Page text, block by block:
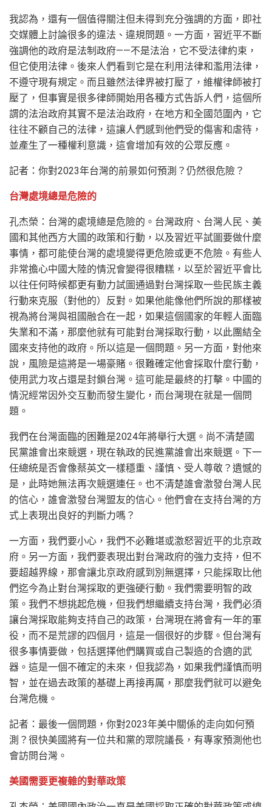
我認為，還有一個值得關注但未得到充分強調的方面，即社
交媒體上討論很多的違法、違規問題。一方面，習近平不斷
強調他的政府是法制政府——不是法治，它不受法律約束，
但它使用法律。後來人們看到它是在利用法律和濫用法律，
不遵守現有規定。而且雖然法律界被打壓了，維權律師被打
壓了，但事實是很多律師開始用各種方式告訴人們，這個所
謂的法治政府其實不是法治政府，在地方和全國范圍內，它
往往不顧自己的法律，這讓人們感到他們受的傷害和虐待，
並產生了一種權利意識，這會增加有效的公眾反應。
記者：你對2023年台灣的前景如何預測？仍然很危險？
台灣處境總是危險的
孔杰榮：台灣的處境總是危險的。台灣政府、台灣人民、美
國和其他西方大國的政策和行動，以及習近平試圖要做什麼
事情，都可能使台灣的處境變得更危險或更不危險。有些人
非常擔心中國大陸的情況會變得很糟糕，以至於習近平會比
以往任何時候都更有動力試圖通過對台灣採取一些民族主義
行動來克服（對他的）反對。如果他能像他們所說的那樣被
視為將台灣與祖國融合在一起，如果這個國家的年輕人面臨
失業和不滿，那麼他就有可能對台灣採取行動，以此團結全
國來支持他的政府。所以這是一個問題。另一方面，對他來
說，風險是這將是一場豪賭。很難確定他會採取什麼行動，
使用武力攻占還是封鎖台灣。這可能是最終的打擊。中國的
情況經常因外交互動而發生變化，而台灣現在就是一個問
題。
我們在台灣面臨的困難是2024年將舉行大選。尚不清楚國
民黨誰會出來競選，現在執政的民進黨誰會出來競選。下一
任總統是否會像蔡英文一樣穩重、謹慎、受人尊敬？遺憾的
是，此時她無法再次競選連任。也不清楚誰會激發台灣人民
的信心，誰會激發台灣盟友的信心。他們會在支持台灣的方
式上表現出良好的判斷力嗎？
一方面，我們要小心，我們不必難堪或激怒習近平的北京政
府。另一方面，我們要表現出對台灣政府的強力支持，但不
要超越界線，那會讓北京政府感到別無選擇，只能採取比他
們迄今為止對台灣採取的更強硬行動。我們需要明智的政
策。我們不想挑起危機，但我們想繼續支持台灣，我們必須
讓台灣採取能夠支持自己的政策，台灣現在將會有一年的軍
役，而不是荒謬的四個月，這是一個很好的步驟。但台灣有
很多事情要做，包括選擇他們購買或自己製造的合適的武
器。這是一個不確定的未來，但我認為，如果我們謹慎而明
智，並在過去政策的基礎上再接再厲，那麼我們就可以避免
台灣危機。
記者：最後一個問題，你對2023年美中關係的走向如何預
測？很快美國將有一位共和黨的眾院議長，有專家預測他也
會訪問台灣。
美國需要更複雜的對華政策